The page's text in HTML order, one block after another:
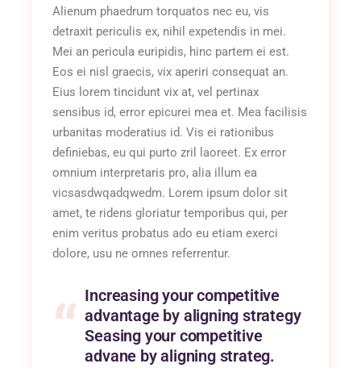
Alienum phaedrum torquatos nec eu, vis
detraxit periculis ex, nihil expetendis in mei.
Mei an pericula euripidis, hinc partem ei est.
Eos ei nisl graecis, vix aperiri consequat an.
Eius lorem tincidunt vix at, vel pertinax
sensibus id, error epicurei mea et. Mea facilisis
urbanitas moderatius id. Vis ei rationibus
definiebas, eu qui purto zril laoreet. Ex error
omnium interpretaris pro, alia illum ea
vicsasdwqadqwedm. Lorem ipsum dolor sit
amet, te ridens gloriatur temporibus qui, per
enim veritus probatus ado eu etiam exerci
dolore, usu ne omnes referrentur.
Increasing your competitive
advantage by aligning strategy
Seasing your competitive
advane by aligning strateg.